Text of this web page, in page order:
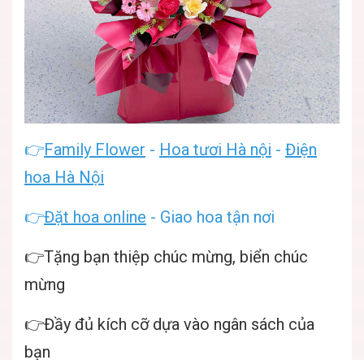
👉Family Flower - Hoa tươi Hà nội - Điện
hoa Hà Nội
👉Đặt hoa online - Giao hoa tận nơi
👉Tặng bạn thiệp chúc mừng, biển chúc
mừng
👉Đầy đủ kích cỡ dựa vào ngân sách của
bạn